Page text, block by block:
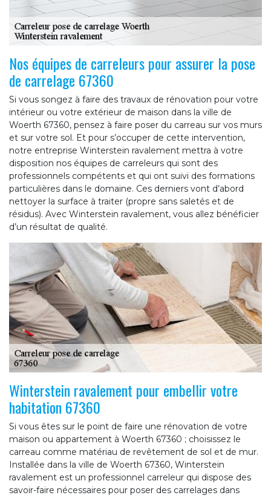
Nos équipes de carreleurs pour assurer la pose
de carrelage 67360
Si vous songez à faire des travaux de rénovation pour votre
intérieur ou votre extérieur de maison dans la ville de
Woerth 67360, pensez à faire poser du carreau sur vos murs
et sur votre sol. Et pour s’occuper de cette intervention,
notre entreprise Winterstein ravalement mettra à votre
disposition nos équipes de carreleurs qui sont des
professionnels compétents et qui ont suivi des formations
particulières dans le domaine. Ces derniers vont d’abord
nettoyer la surface à traiter (propre sans saletés et de
résidus). Avec Winterstein ravalement, vous allez bénéficier
d’un résultat de qualité.
Winterstein ravalement pour embellir votre
habitation 67360
Si vous êtes sur le point de faire une rénovation de votre
maison ou appartement à Woerth 67360 ; choisissez le
carreau comme matériau de revêtement de sol et de mur.
Installée dans la ville de Woerth 67360, Winterstein
ravalement est un professionnel carreleur qui dispose des
savoir-faire nécessaires pour poser des carrelages dans